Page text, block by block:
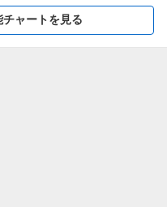
ャートを見る